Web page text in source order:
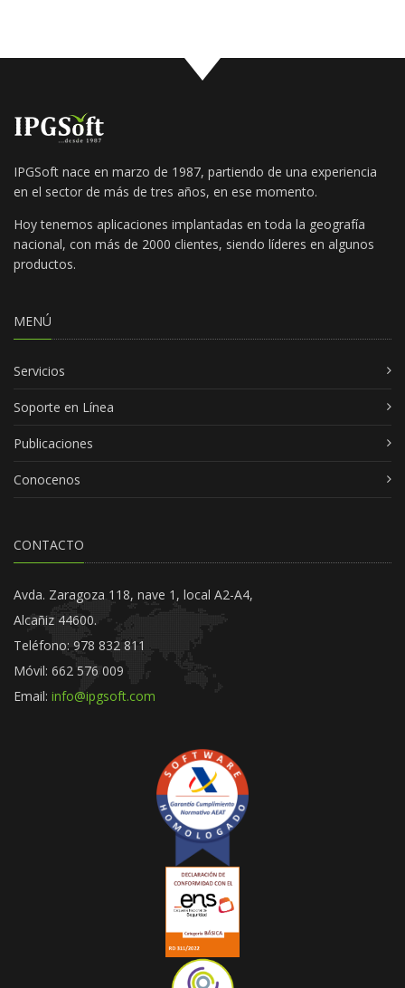
IPGSoft nace en marzo de 1987, partiendo de una experiencia
en el sector de más de tres años, en ese momento.
Hoy tenemos aplicaciones implantadas en toda la geografía
nacional, con más de 2000 clientes, siendo líderes en algunos
productos.
MENÚ
Servicios
Soporte en Línea
Publicaciones
Conocenos
CONTACTO
Avda. Zaragoza 118, nave 1, local A2-A4,
Alcañiz 44600.
Teléfono: 978 832 811
Móvil: 662 576 009
Email: info@ipgsoft.com